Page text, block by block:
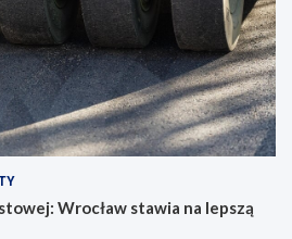
Wrocław stawia na lepszą